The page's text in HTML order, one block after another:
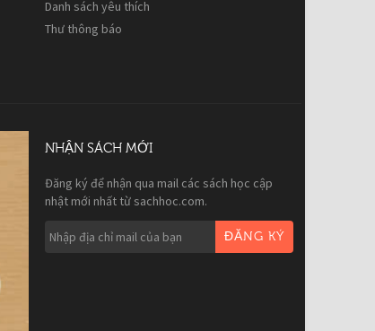
Danh sách yêu thích
Thư thông báo
NHẬN SÁCH MỚI
Đăng ký để nhận qua mail các sách học cập
nhật mới nhất từ sachhoc.com.
ĐĂNG KÝ